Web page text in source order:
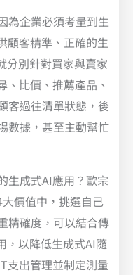
為企業必須考量到生
顧客精準、正確的生
分別針對買家與賣家
比價、推薦產品、
客過往清單狀態，後
數據，甚至主動幫忙
生成式AI應用？歐宗
價值中，挑選自己
精確度，可以結合傳
，以降低生成式AI隨
支出管理並制定測量